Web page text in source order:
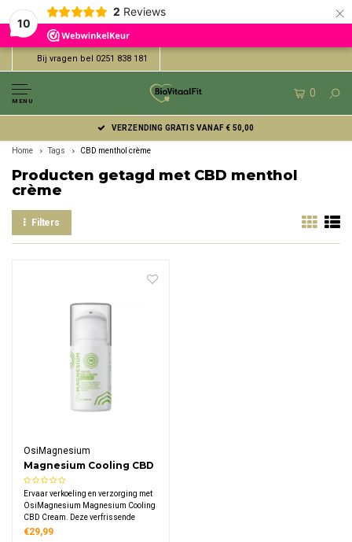
10
2 Reviews ×
Bij vragen bel 0251 838 181
MENU
0
VERZENDING GRATIS VANAF € 50,00
Home Tags CBD menthol crème
Producten getagd met CBD menthol
crème
Filters
OsiMagnesium
Magnesium Cooling CBD
Cream 100mg
Ervaar verkoeling en verzorging met
OsiMagnesium Magnesium Cooling
CBD Cream. Deze verfrissende
crème combineert Zechstein
€29,99